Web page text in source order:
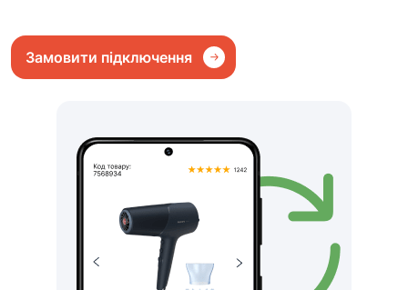
Замовити підключення